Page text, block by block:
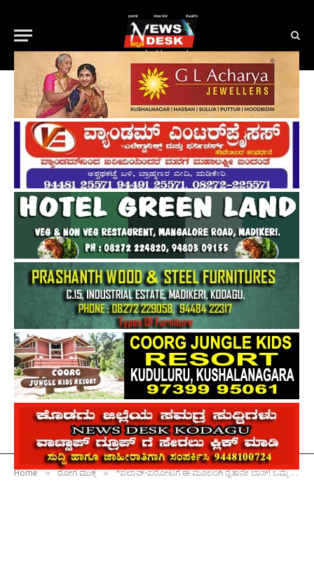
Home » ರೋಗ ಮುಕ್ತ » *ಪಲಾವ್-ಪರೋಟಗೆ ಈ ಮೂಲಂಗಿ ರೈತಾನೇ ಬಾಸ್! ಒಮ್ಮೆ ಟ್ರೈ ಮಾಡಿದ್ರೆ ಹೋಟೆಲ್ ರುಚಿಯನ್ನೂ ಮರೆತುಬಿಡ್ತೀರಾ!*